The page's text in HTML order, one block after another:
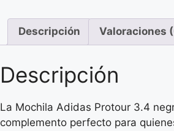
Descripción Valoraciones
Descripción
La Mochila Adidas Protour 3.4
complemento perfecto para